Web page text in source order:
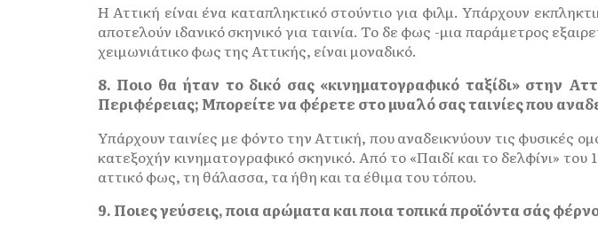
Η Αττική είναι ένα καταπληκτικό στούντιο για φιλμ. Υπάρχουν
αποτελούν ιδανικό σκηνικό για ταινία. Το δε φως -μια παράμετρος
χειμωνιάτικο φως της Αττικής, είναι μοναδικό.
8. Ποιο θα ήταν το δικό σας «κινηματογραφικό ταξίδι» στην
Περιφέρειας; Μπορείτε να φέρετε στο μυαλό σας ταινίες που
Υπάρχουν ταινίες με φόντο την Αττική, που αναδεικνύουν τις φυσικές
κατεξοχήν κινηματογραφικό σκηνικό. Από το «Παιδί και το δελφίνι»
αττικό φως, τη θάλασσα, τα ήθη και τα έθιμα του τόπου.
9. Ποιες γεύσεις, ποια αρώματα και ποια τοπικά προϊόντα σάς